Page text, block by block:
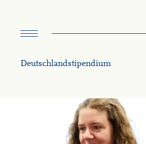
Menü
Deutschland­stipendium